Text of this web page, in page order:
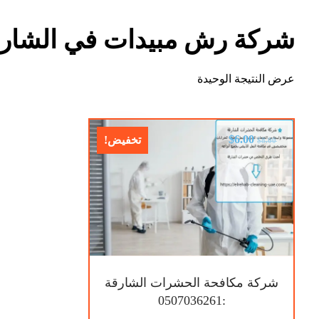
شركة رش مبيدات في
عرض النتيجة الوحيدة
تخفيض!
شركة مكافحة الحشرات الشارقة
:0507036261
$8.00
$6.00